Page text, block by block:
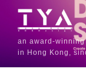
an award-
in Hong Kong,